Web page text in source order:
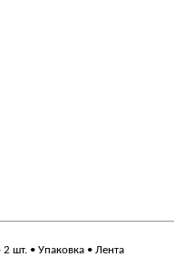
шт. • Упаковка • Лента